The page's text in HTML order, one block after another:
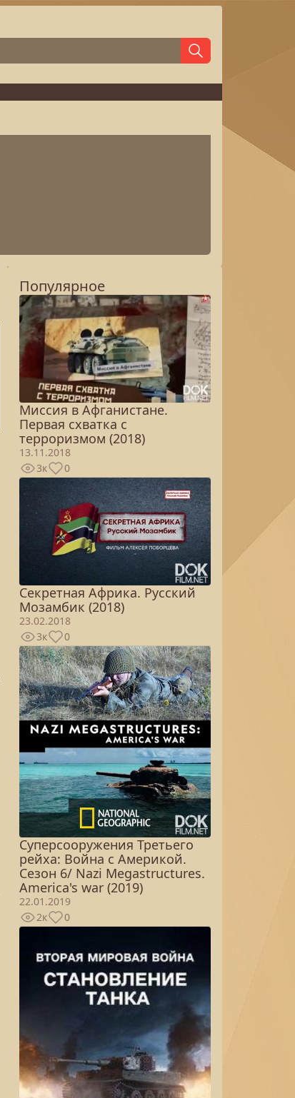
Популярное
Миссия в Афганистане.
Первая схватка с
терроризмом (2018)
13.11.2018
3к
0
Секретная Африка. Русский
Мозамбик (2018)
23.02.2018
3к
0
Суперсооружения Третьего
рейха: Война с Америкой.
Сезон 6/ Nazi Megastructures.
America's war (2019)
22.01.2019
2к
0